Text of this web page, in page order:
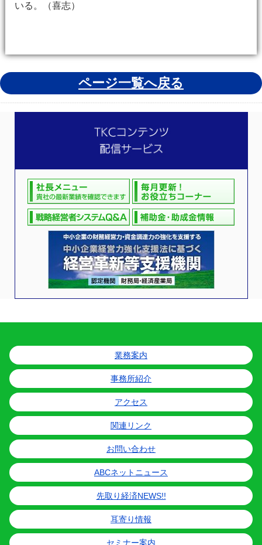
いる。（喜志）
ページ一覧へ戻る
業務案内
事務所紹介
アクセス
関連リンク
お問い合わせ
ABCネットニュース
先取り経済NEWS!!
耳寄り情報
セミナー案内